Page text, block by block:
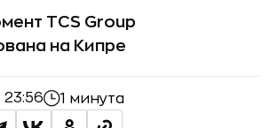
TCS Group
на Кипре
23:56 1 минута